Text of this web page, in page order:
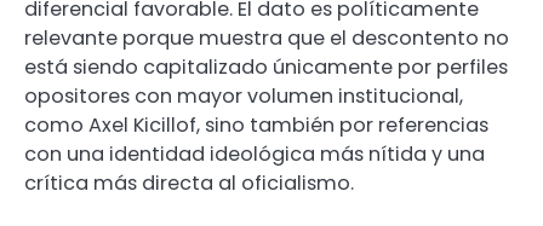
diferencial favorable. El dato es políticamente
relevante porque muestra que el descontento no
está siendo capitalizado únicamente por perfiles
opositores con mayor volumen institucional,
como Axel Kicillof, sino también por referencias
con una identidad ideológica más nítida y una
crítica más directa al oficialismo.